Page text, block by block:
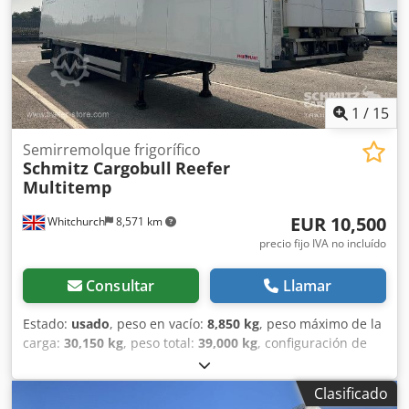
neumática, Protección antiempotramiento, Sistema de
freno electrónico EBS, Conexión eléctrica 1x15 y 2x7 polos,
Sistema anti-spray, Altura externa/interna: 415/275 mm,
Pin de enganche de 18 t, Distancia entre ejes de 810 mm,
Unidad de refrigeración Schmitz, Horas diésel: 16.529,
Horas eléctricas: 305, ITV (MOT/PKK) hasta 5.5.26.
Dcsdpfowqr Uzjx Ambsk
1 / 15
Whitchurch 8,571 km
Semirremolque frigorífico
Schmitz Cargobull Reefer
Multitemp
EUR 10,500
precio fijo IVA no incluído
Consultar Llamar
Estado: usado, peso en vacío: 8,850 kg, peso máximo de la
carga: 30,150 kg, peso total: 39,000 kg, configuración de
10/2015
(TÜV):08/2026, longitud del espacio de carga:13,410 mm,
, altura delClasificado